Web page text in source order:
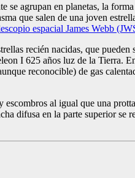
se agrupan en planetas, la
que salen de una joven
espacial James Webb
recién nacidas, que
I 625 años luz de la Tierra.
reconocible) de gas
al igual que una
difusa en la parte superior se